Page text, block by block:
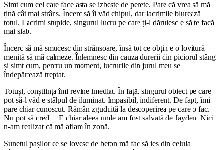
Simt cum cel care face asta se izbește de perete. Pare că vrea să mă
țină cât mai strâns. Încerc să îi văd chipul, dar lacrimile blurează
totul. Lacrimi stupide, singurul lucru pe care ți-l dăruiesc e să te facă
mai slab.
Încerc să mă smucesc din strânsoare, însă tot ce obțin e o lovitură
menită să mă calmeze. Înlemnesc din cauza durerii din piciorul stâng
și simt cum, pentru un moment, lucrurile din jurul meu se
îndepărtează treptat.
Totuși, conștiința îmi revine imediat. În față, singurul obiect pe care
pot să-l văd e stâlpul de iluminat. Impasibil, indiferent. De fapt, îmi
pare chiar cunoscut. Rămân zguduită la descoperirea pe care o fac.
Nu pot să cred… E chiar aleea unde am fost salvată de Jayden. Nici
n-am realizat că mă aflam în zonă.
Sunetul pașilor ce se lovesc de beton mă fac să ies din celula